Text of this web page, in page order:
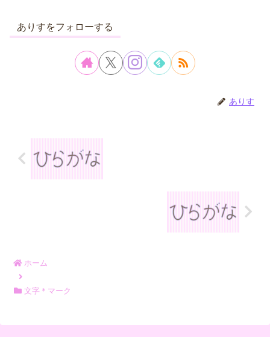
ありすをフォローする
ありす
ホーム
文字＊マーク